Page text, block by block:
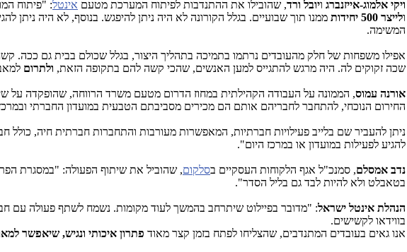
ויקי אלמוג-אייזנברג ויובל ורד, שהובילו את ההתנדבות לפיתוח המערכת מטעם אינטל: "פיתוח
ולייצר 500 יחידות
ממנו תוך שבועיים. בגלל הקורונה לא היה ניתן להיפגש. בנוסף, לא היה
המשימה.
אפילו משפחות של חלק מהעובדים נרתמו בתמיכה בתהליך היצור, בגלל שכולם בבית גם ככה.
שכה זקוקים לה. היה מרגש להתגייס למען האנשים, שהכי קשה להם בתקופה הזאת, ולתרום
אורנה עמוס, הממונה על העבודה הקהילתית במחוז הדרום מטעם משרד הרווחה, שהופקדה על
החירום הנוכחי, להתחבר לחבריהם אותם הם מכירים מסביבתם הטבעית במועדון החברתי
ניתן להעביר שם בלייב פעילויות חברתיות, המאפשרות מעורבות והתחברות חברתית חיה,
להגיע לפעילות במועדון או במרכז היום".
נדב אמסלם, סמנכ"ל אגף הלקוחות העסקיים בסלקום, שהוביל את שיתוף הפעולה: "במסגרת
בטאבלט ולא להיות לבד גם בליל הסדר".
הנהלת אינטל ישראל: "מדובר בפיילוט שיתרחב בהמשך לעוד מקומות. נשמח לשתף פעולה עם
בווידאו לקשישים.
אנו גאים בעובדים המתנדבים, שהצליחו לפתח בזמן קצר מאוד פתרון איכותי ונגיש, שיאפשר